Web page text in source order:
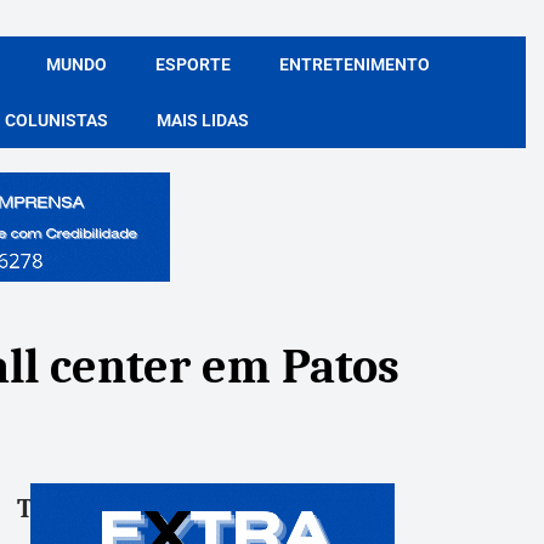
MUNDO ESPORTE ENTRETENIMENTO
COLUNISTAS MAIS LIDAS
center em Patos
Tags:Compartile: